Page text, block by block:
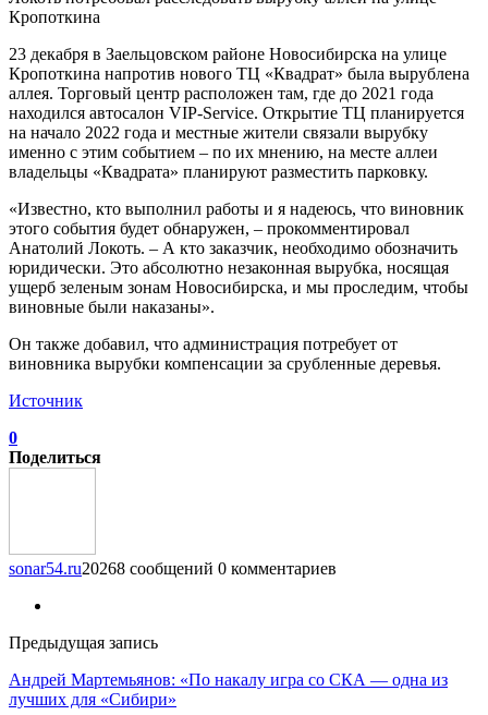
23 декабря в Заельцовском районе Новосибирска на улице
Кропоткина напротив нового ТЦ «Квадрат» была вырублена
аллея. Торговый центр расположен там, где до 2021 года
находился автосалон VIP-Service. Открытие ТЦ планируется
на начало 2022 года и местные жители связали вырубку
именно с этим событием – по их мнению, на месте аллеи
владельцы «Квадрата» планируют разместить парковку.
«Известно, кто выполнил работы и я надеюсь, что виновник
этого события будет обнаружен, – прокомментировал
Анатолий Локоть. – А кто заказчик, необходимо обозначить
юридически. Это абсолютно незаконная вырубка, носящая
ущерб зеленым зонам Новосибирска, и мы проследим, чтобы
виновные были наказаны».
Он также добавил, что администрация потребует от
виновника вырубки компенсации за срубленные деревья.
Источник
0
Поделиться
sonar54.ru20268 сообщений 0 комментариев
Предыдущая запись
Андрей Мартемьянов: «По накалу игра со СКА — одна из
лучших для «Сибири»